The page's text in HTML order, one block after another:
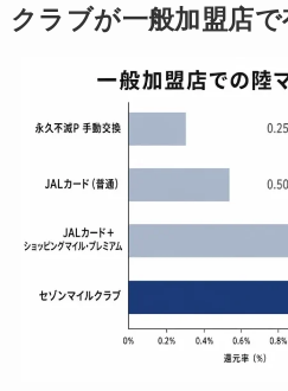
クラブが一般加盟店